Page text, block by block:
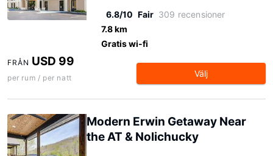
6.8/10 Fair 309 recensioner
7.8 km
Gratis wi-fi
FRÅN USD 99
per rum / per natt Välj
Modern Erwin Getaway Near
the AT & Nolichucky